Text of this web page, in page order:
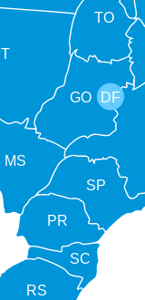
TO
MS
GO
PR
SC
RS
SP
DF